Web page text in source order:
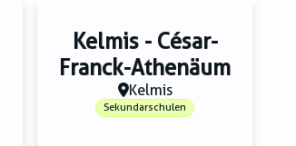
Kelmis - César-
Franck-Athenäum
Kelmis
Sekundarschulen